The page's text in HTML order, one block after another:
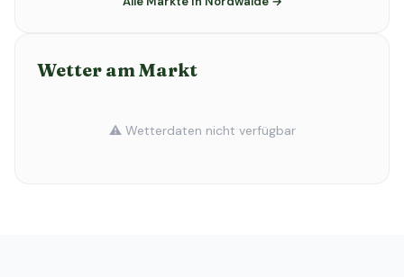
Wetter am Markt
⚠️ Wetterdaten nicht verfügbar